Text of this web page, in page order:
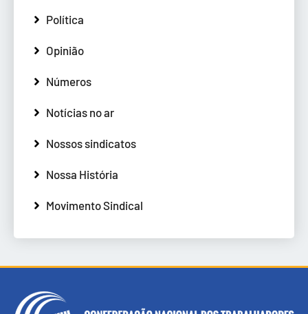
Política
Opinião
Números
Notícias no ar
Nossos sindicatos
Nossa História
Movimento Sindical